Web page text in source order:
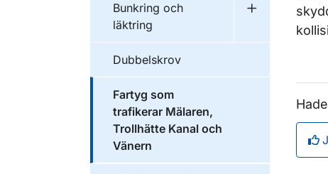
Bunkring och
läktring
Undermeny
Dubbelskrov
Fartyg som
trafikerar Mälaren,
Trollhätte Kanal och
Vänern